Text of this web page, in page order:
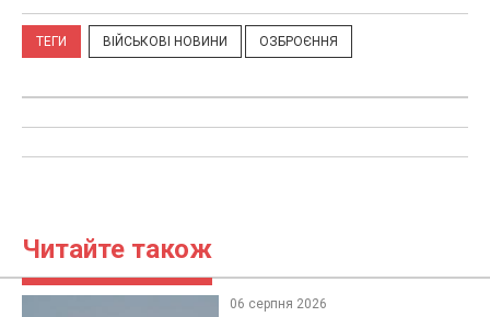
ТЕГИ ВІЙСЬКОВІ НОВИНИ ОЗБРОЄННЯ
Читайте також
06 серпня 2026